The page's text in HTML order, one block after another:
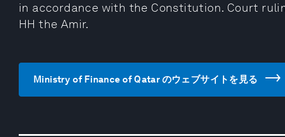
in accordance with the Constitution. Court
HH the Amir.
Ministry of Finance of Qatar のウェブサイトを見る